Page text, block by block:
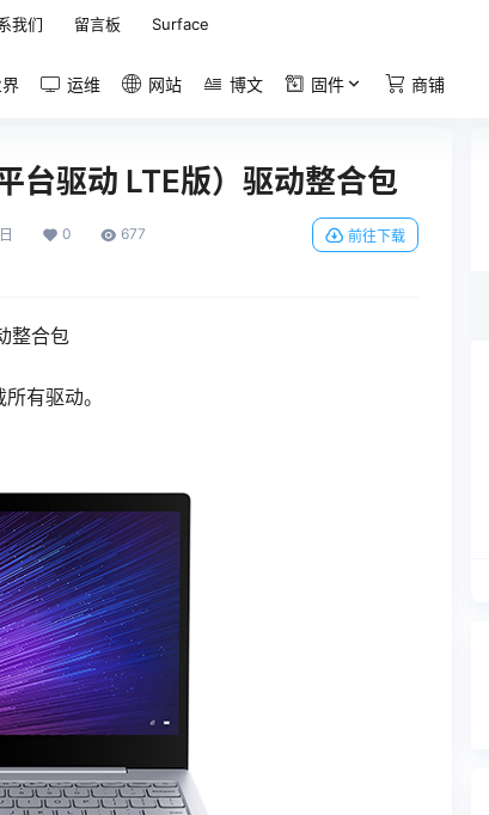
我们 留言板 Surface
运维 网站 博文 固件 商铺
台驱动 LTE版）驱动整合包
0 677 前往下载
整合包
有驱动。